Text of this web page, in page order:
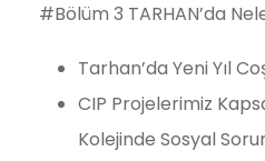
#Bölüm 3 TARHAN’da
Tarhan’da Yeni Yıl
CIP Projelerimiz
Kolejinde Sosyal